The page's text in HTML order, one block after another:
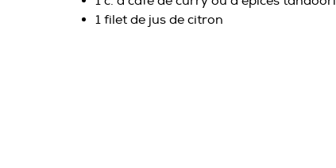
1 filet de jus de citron